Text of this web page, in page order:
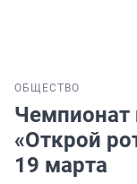
ОБЩЕСТВО
Чемпионат
«Открой
19 марта